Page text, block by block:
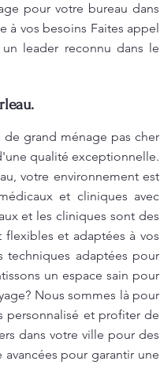
pour votre bureau dans
à vos besoins Faites appel
leader reconnu dans le
grand ménage pas cher
qualité exceptionnelle.
votre environnement est
et cliniques avec
et les cliniques sont des
et adaptées à vos
techniques adaptées pour
un espace sain pour
Nous sommes là pour
personnalisé et profiter de
dans votre ville pour des
pour garantir une